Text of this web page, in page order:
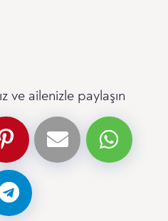
ve ailenizle paylaşın